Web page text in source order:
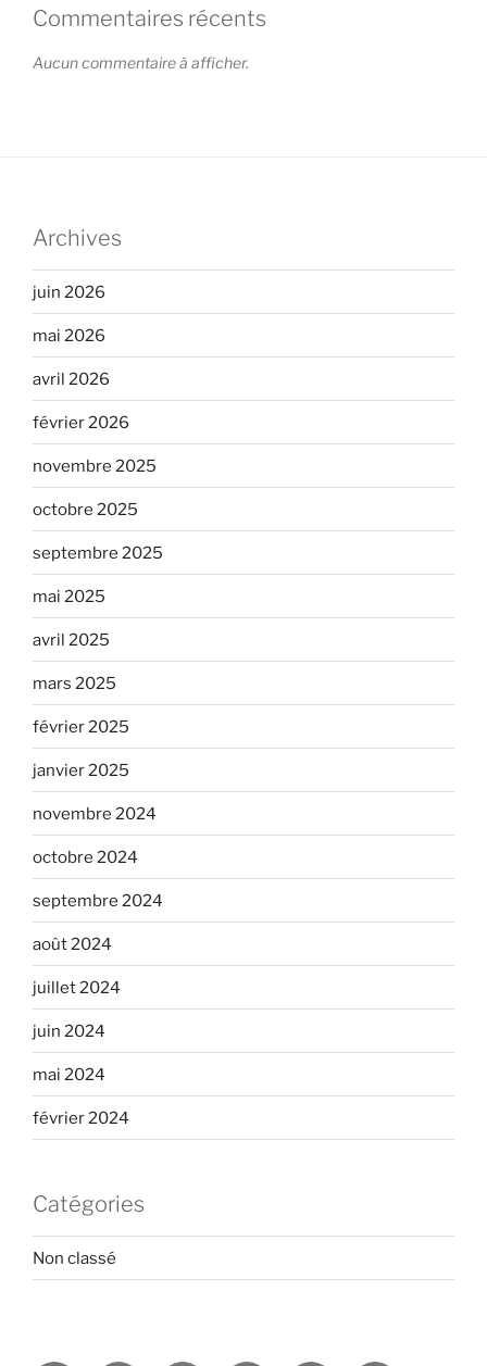
Commentaires récents
Aucun commentaire à afficher.
Archives
juin 2026
mai 2026
avril 2026
février 2026
novembre 2025
octobre 2025
septembre 2025
mai 2025
avril 2025
mars 2025
février 2025
janvier 2025
novembre 2024
octobre 2024
septembre 2024
août 2024
juillet 2024
juin 2024
mai 2024
février 2024
Catégories
Non classé